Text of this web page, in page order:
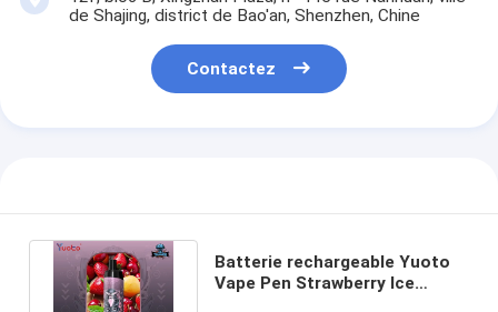
de Shajing, district de Bao'an, Shenzhen, Chine
Contactez
Batterie rechargeable Yuoto
Vape Pen Strawberry Ice